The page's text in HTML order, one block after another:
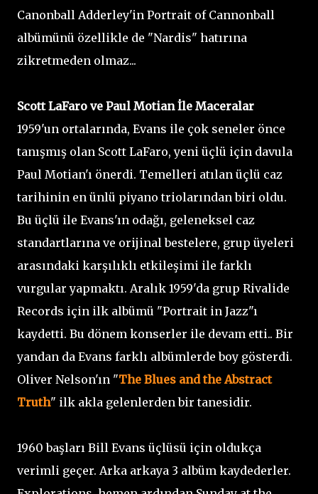
Canonball Adderley'in Portrait of Cannonball
albümünü özellikle de "Nardis" hatırına
zikretmeden olmaz...
Scott LaFaro ve Paul Motian İle Maceralar
1959'un ortalarında, Evans ile çok seneler önce
tanışmış olan Scott LaFaro, yeni üçlü için davula
Paul Motian'ı önerdi. Temelleri atılan üçlü caz
tarihinin en ünlü piyano triolarından biri oldu.
Bu üçlü ile Evans'ın odağı, geleneksel caz
standartlarına ve orijinal bestelere, grup üyeleri
arasındaki karşılıklı etkileşimi ile farklı
vurgular yapmaktı. Aralık 1959'da grup Rivalide
Records için ilk albümü "Portrait in Jazz"ı
kaydetti. Bu dönem konserler ile devam etti.. Bir
yandan da Evans farklı albümlerde boy gösterdi.
Oliver Nelson'ın "The Blues and the Abstract
Truth" ilk akla gelenlerden bir tanesidir.
1960 başları Bill Evans üçlüsü için oldukça
verimli geçer. Arka arkaya 3 albüm kaydederler.